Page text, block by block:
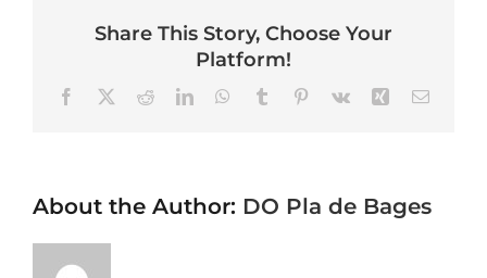
Share This Story, Choose Your
Platform!
FacebookRedditLinkedInWhatsApp
TumblrPinterest
Vk XingEmail
About the Author: DO Pla de Bages